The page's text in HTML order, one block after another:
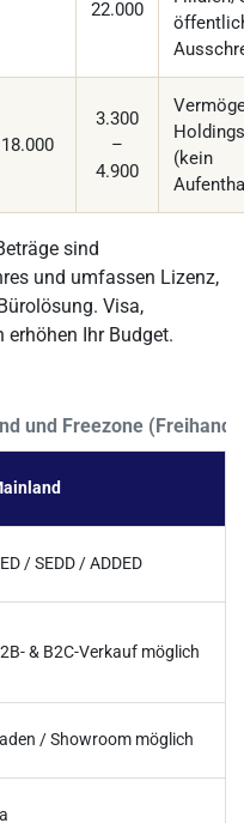
22.000
3.300
–
4.900
(kein
sind
und umfassen Lizenz,
Visa,
Ihr Budget.
und Freezone
/ SEDD / ADDED
& B2C-Verkauf möglich
/ Showroom möglich